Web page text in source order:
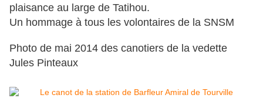
plaisance au large de Tatihou.
Un hommage à tous les volontaires de la SNSM
Photo de mai 2014 des canotiers de la vedette
Jules Pinteaux